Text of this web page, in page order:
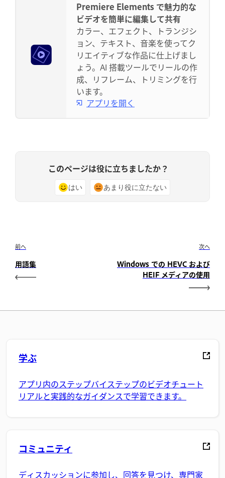
Premiere Elements で魅力的な
ビデオを簡単に編集して共有
カラー、エフェクト、トランジシ
ョン、テキスト、音楽を使ってク
リエイティブな作品に仕上げまし
ょう。AI 搭載ツールでリールの作
成、リフレーム、トリミングを行
います。
アプリを開く
このページは役に立ちましたか？
はい あまり役に立たない
前へ
用語集
次へ
Windows での HEVC および
HEIF メディアの使用
学ぶ
アプリ内のステップバイステップのビデオチュート
リアルと実践的なガイダンスで学習できます。
コミュニティ
ディスカッションに参加し、回答を見つけ、専門家